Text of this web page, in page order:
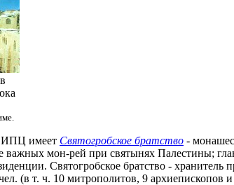
ИПЦ имеет Святогробское братство -
важных мон-рей при святынях Палестины;
Святогробское братство -
(в т. ч. 10 митрополитов, 9